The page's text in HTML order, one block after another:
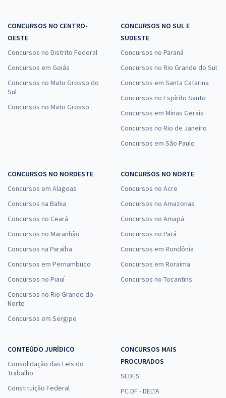
CONCURSOS NO CENTRO-
OESTE
Concursos no Distrito Federal
Concursos em Goiás
Concursos no Mato Grosso do
Sul
Concursos no Mato Grosso
CONCURSOS NO SUL E
SUDESTE
Concursos no Paraná
Concursos no Rio Grande do Sul
Concursos em Santa Catarina
Concursos no Espírito Santo
Concursos em Minas Gerais
Concursos no Rio de Janeiro
Concursos em São Paulo
CONCURSOS NO NORDESTE
Concursos em Alagoas
Concursos na Bahia
Concursos no Ceará
Concursos no Maranhão
Concursos na Paraíba
Concursos em Pernambuco
Concursos no Piauí
Concursos no Rio Grande do
Norte
Concursos em Sergipe
CONCURSOS NO NORTE
Concursos no Acre
Concursos no Amazonas
Concursos no Amapá
Concursos no Pará
Concursos em Rondônia
Concursos em Roraima
Concursos no Tocantins
CONTEÚDO JURÍDICO
Consolidação das Leis do
Trabalho
Constituição Federal
CONCURSOS MAIS
PROCURADOS
SEDES
PC DF - DELTA